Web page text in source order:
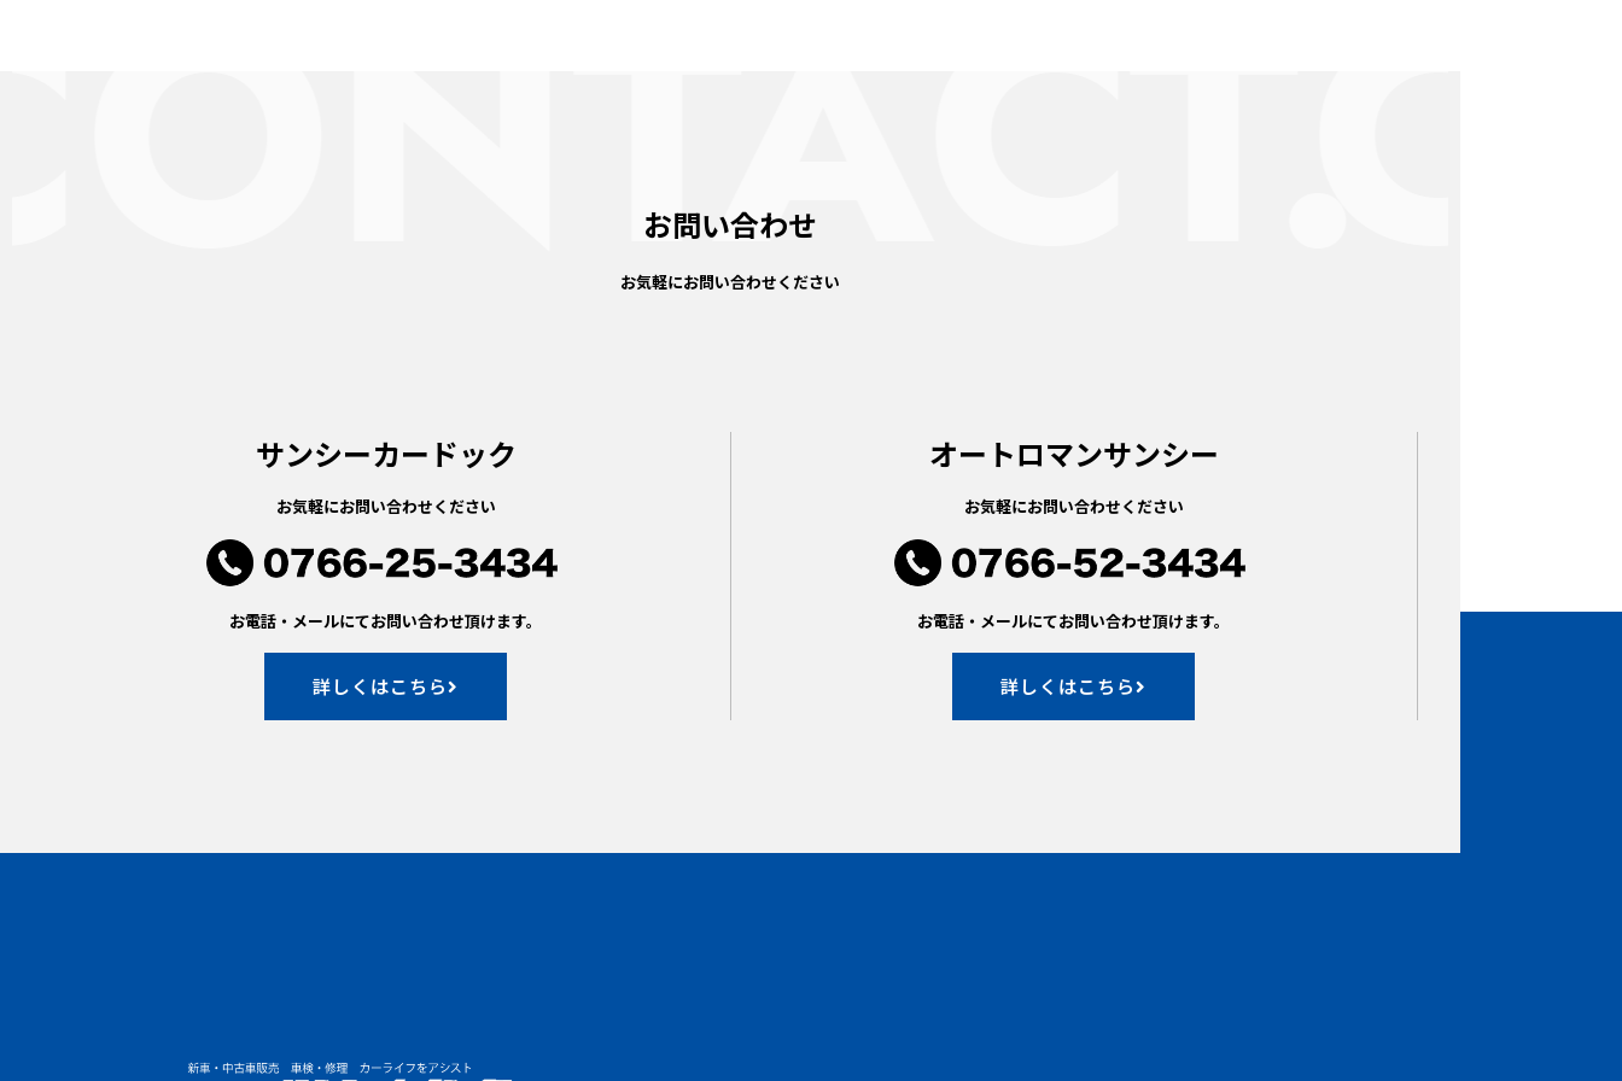
お問い合わせ
お気軽にお問い合わせください
サンシーカードック
お気軽にお問い合わせください
お電話・メールにてお問い合わせ頂けます。
詳しくはこちら
オートロマンサンシー
お気軽にお問い合わせください
お電話・メールにてお問い合わせ頂けます。
詳しくはこちら